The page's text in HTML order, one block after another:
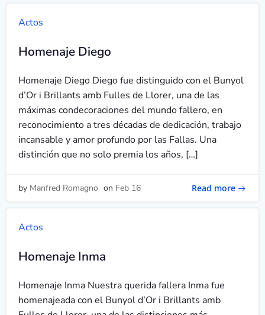
Actos
Homenaje Diego
Homenaje Diego Diego fue distinguido con el Bunyol
d’Or i Brillants amb Fulles de Llorer, una de las
máximas condecoraciones del mundo fallero, en
reconocimiento a tres décadas de dedicación, trabajo
incansable y amor profundo por las Fallas. Una
distinción que no solo premia los años, […]
by Manfred Romagno on Feb 16 Read more
Actos
Homenaje Inma
Homenaje Inma Nuestra querida fallera Inma fue
homenajeada con el Bunyol d’Or i Brillants amb